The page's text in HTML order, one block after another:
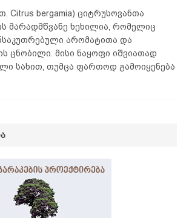
Citrus bergamia) ციტრუსოვანთა
მარადმწვანე ხეხილია, რომელიც
არომატითა და
ცნობილი. მისი ნაყოფი იშვიათად
სახით, თუმცა ფართოდ გამოიყენება